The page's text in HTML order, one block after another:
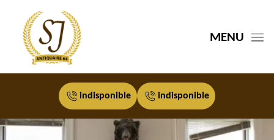
MENU
indisponible indisponible